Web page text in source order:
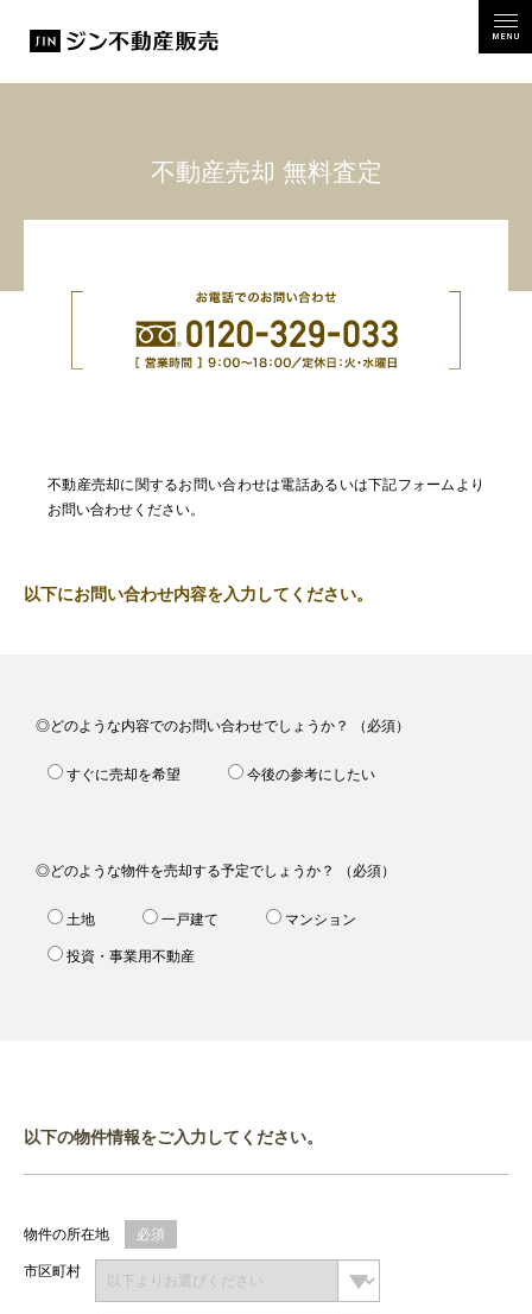
不動産売却 無料査定
不動産売却に関するお問い合わせは電話あるいは下記フォームより
お問い合わせください。
以下にお問い合わせ内容を入力してください。
◎どのような内容でのお問い合わせでしょうか？ （必須）
すぐに売却を希望 今後の参考にしたい
◎どのような物件を売却する予定でしょうか？ （必須）
土地 一戸建て マンション
投資・事業用不動産
以下の物件情報をご入力してください。
物件の所在地 必須
市区町村